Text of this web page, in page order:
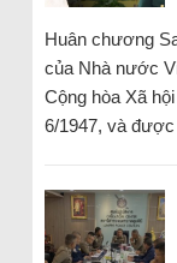
Huân chương
của Nhà nước
Cộng hòa Xã
6/1947, và